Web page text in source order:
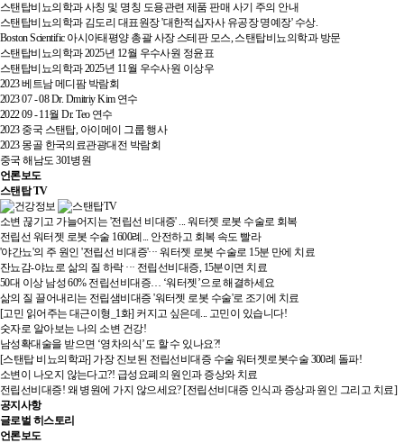
스탠탑비뇨의학과 사칭 및 명칭 도용관련 제품 판매 사기 주의 안내
스탠탑비뇨의학과 김도리 대표원장 '대한적십자사 유공장 명예장' 수상.
Boston Scientific 아시아태평양 총괄 사장 스테판 모스, 스탠탑비뇨의학과 방문
스탠탑비뇨의학과 2025년 12월 우수사원 정윤표
스탠탑비뇨의학과 2025년 11월 우수사원 이상우
2023 베트남 메디팜 박람회
2023 07 - 08 Dr. Dmitriy Kim 연수
2022 09 - 11월 Dr. Teo 연수
2023 중국 스탠탑, 아이메이 그룹 행사
2023 몽골 한국의료관광대전 박람회
중국 해남도 301병원
언론보도
스탠탑 TV
소변 끊기고 가늘어지는 '전립선 비대증' ... 워터젯 로봇 수술로 회복
전립선 워터젯 로봇 수술 1600례... 안전하고 회복 속도 빨라
'야간뇨'의 주 원인 '전립선 비대증'··· 워터젯 로봇 수술로 15분 만에 치료
잔뇨감-야뇨로 삶의 질 하락 ··· 전립선비대증, 15분이면 치료
50대 이상 남성 60% 전립선비대증… ‘워터젯’으로 해결하세요
삶의 질 끌어내리는 전립샘비대증 '워터젯 로봇 수술'로 조기에 치료
[고민 읽어주는 대근이형_1화] 커지고 싶은데... 고민이 있습니다!
숫자로 알아보는 나의 소변 건강!
남성확대술을 받으면 ‘영차의식’도 할 수 있나요?!
[스탠탑 비뇨의학과] 가장 진보된 전립선비대증 수술 워터젯로봇수술 300례 돌파!
소변이 나오지 않는다고?! 급성요폐의 원인과 증상와 치료
전립선비대증! 왜 병원에 가지 않으세요? [전립선비대증 인식과 증상과 원인 그리고 치료]
공지사항
글로벌 히스토리
언론보도